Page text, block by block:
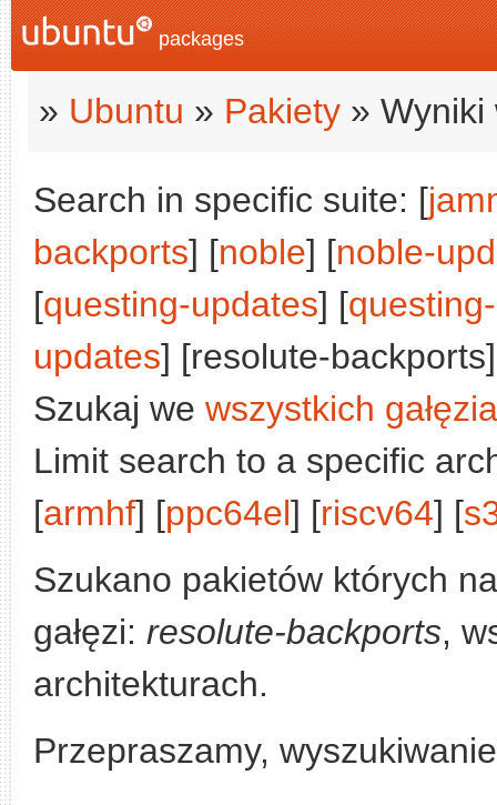
packages
» Ubuntu » Pakiety » Wyniki
Search in specific suite: [
backports] [noble] [noble-
[questing-updates] [
updates] [resolute-
Szukaj we wszystkich
Limit search to a specific
[armhf] [ppc64el] [riscv64] [
Szukano pakietów których
gałęzi: resolute-backports,
architekturach.
Przepraszamy,